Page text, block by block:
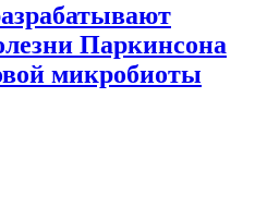
Паркинсона
микробиоты